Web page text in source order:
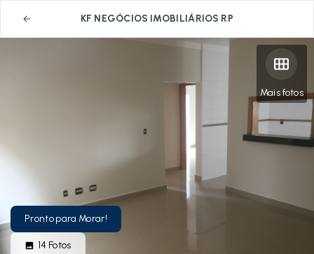
KF NEGÓCIOS IMOBILIÁRIOS RP
Mais fotos
Pronto para Morar!
14 Fotos